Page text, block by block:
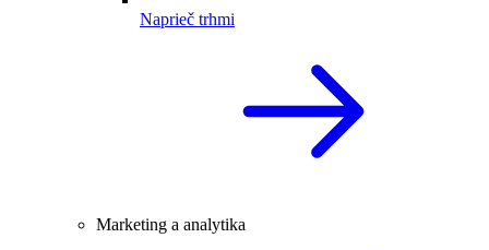
Naprieč trhmi
Marketing a analytika